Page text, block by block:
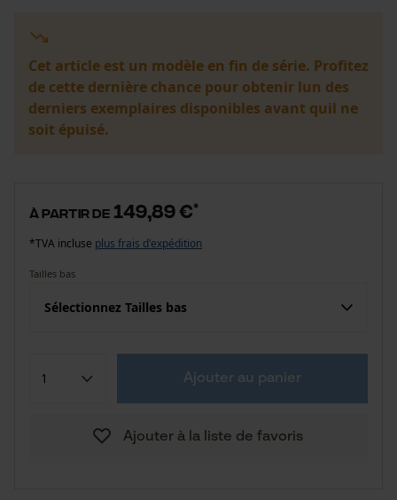
Cet article est un modèle en fin de série. Profitez
de cette dernière chance pour obtenir lun des
derniers exemplaires disponibles avant quil ne
soit épuisé.
à partir de 149,89 €*
*TVA incluse plus frais d'expédition
Tailles bas
Sélectionnez Tailles bas
Ajouter au panier
Ajouter à la liste de favoris